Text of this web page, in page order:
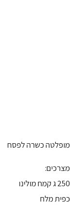
מופלטה כשרה לפסח
מצרכים:
250 ג קמח מולינו
כפית מלח